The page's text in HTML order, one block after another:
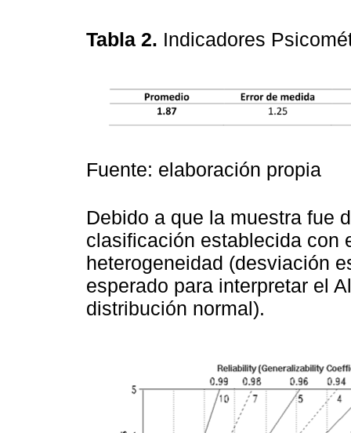
Tabla 2. Indicadores
Fuente: elaboración propia
Debido a que la muestra fue
clasificación establecida con
heterogeneidad (desviación
esperado para interpretar el
distribución normal).